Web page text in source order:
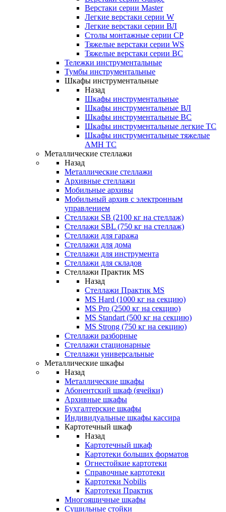
Верстаки серии Master
Легкие верстаки серии W
Легкие верстаки серии ВЛ
Столы монтажные серии СР
Тяжелые верстаки серии WS
Тяжелые верстаки серии ВС
Тележки инструментальные
Тумбы инструментальные
Шкафы инструментальные
Назад
Шкафы инструментальные
Шкафы инструментальные ВЛ
Шкафы инструментальные ВС
Шкафы инструментальные легкие ТС
Шкафы инструментальные тяжелые
AMH TC
Металлические стеллажи
Назад
Металлические стеллажи
Архивные стеллажи
Мобильные архивы
Мобильный архив с электронным
управлением
Стеллажи SB (2100 кг на стеллаж)
Стеллажи SBL (750 кг на стеллаж)
Стеллажи для гаража
Стеллажи для дома
Стеллажи для инструмента
Стеллажи для складов
Стеллажи Практик MS
Назад
Стеллажи Практик MS
MS Hard (1000 кг на секцию)
MS Pro (2500 кг на секцию)
MS Standart (500 кг на секцию)
MS Strong (750 кг на секцию)
Стеллажи разборные
Стеллажи стационарные
Стеллажи универсальные
Металлические шкафы
Назад
Металлические шкафы
Абонентский шкаф (ячейки)
Архивные шкафы
Бухгалтерские шкафы
Индивидуальные шкафы кассира
Картотечный шкаф
Назад
Картотечный шкаф
Картотеки больших форматов
Огнестойкие картотеки
Справочные картотеки
Картотеки Nobilis
Картотеки Практик
Многоящичные шкафы
Сушильные стойки